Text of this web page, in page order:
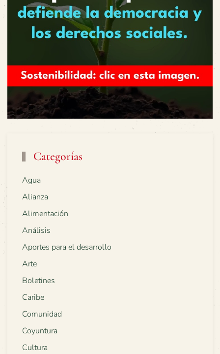
Categorías
Agua
Alianza
Alimentación
Análisis
Aportes para el desarrollo
Arte
Boletines
Caribe
Comunidad
Coyuntura
Cultura